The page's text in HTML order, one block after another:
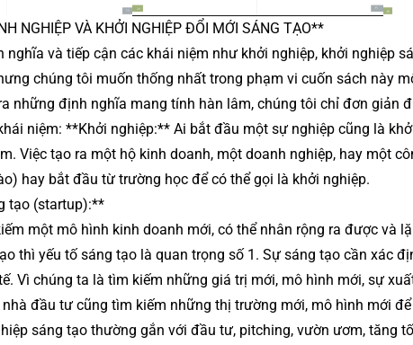
NGHIỆP VÀ KHỞI NGHIỆP ĐỔI MỚI SÁNG TẠO**
nghĩa và tiếp cận các khái niệm như khởi nghiệp, khởi nghiệp
chúng tôi muốn thống nhất trong phạm vi cuốn sách này
những định nghĩa mang tính hàn lâm, chúng tôi chỉ đơn giản
niệm: **Khởi nghiệp:** Ai bắt đầu một sự nghiệp cũng là
Việc tạo ra một hộ kinh doanh, một doanh nghiệp, hay một
hay bắt đầu từ trường học để có thể gọi là khởi nghiệp.
tạo (startup):**
một mô hình kinh doanh mới, có thể nhân rộng ra được và
thì yếu tố sáng tạo là quan trọng số 1. Sự sáng tạo cần xác
Vì chúng ta là tìm kiếm những giá trị mới, mô hình mới, sự
đầu tư cũng tìm kiếm những thị trường mới, mô hình mới
sáng tạo thường gắn với đầu tư, pitching, vườn ươm, tăng